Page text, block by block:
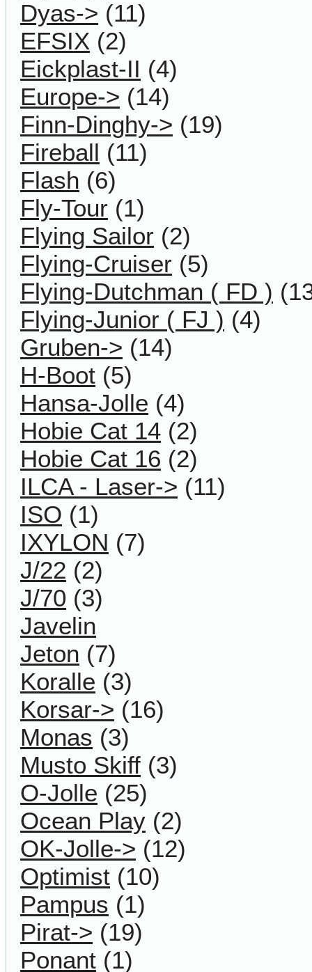
Dyas-> (11)
EFSIX (2)
Eickplast-II (4)
Europe-> (14)
Finn-Dinghy-> (19)
Fireball (11)
Flash (6)
Fly-Tour (1)
Flying Sailor (2)
Flying-Cruiser (5)
Flying-Dutchman ( FD )
Flying-Junior ( FJ ) (4)
Gruben-> (14)
H-Boot (5)
Hansa-Jolle (4)
Hobie Cat 14 (2)
Hobie Cat 16 (2)
ILCA - Laser-> (11)
ISO (1)
IXYLON (7)
J/22 (2)
J/70 (3)
Javelin
Jeton (7)
Koralle (3)
Korsar-> (16)
Monas (3)
Musto Skiff (3)
O-Jolle (25)
Ocean Play (2)
OK-Jolle-> (12)
Optimist (10)
Pampus (1)
Pirat-> (19)
Ponant (1)